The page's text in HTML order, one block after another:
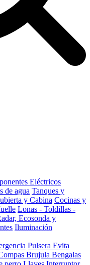
Eléctricos
de agua Tanques y
y Cabina Cocinas y
Lonas - Toldillas -
Ecosonda y
Iluminación
Pulsera Evita
Brujula Bengalas